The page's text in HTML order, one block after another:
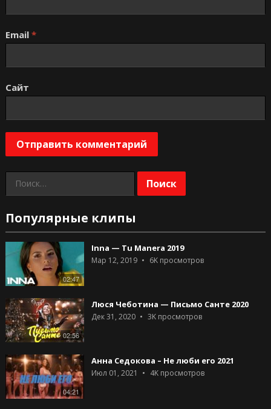
Email *
Сайт
Найти:
Популярные клипы
02:47
Inna — Tu Manera 2019
Мар 12, 2019 6Kпросмотров
02:56
Люся Чеботина — Письмо Санте 2020
Дек 31, 2020 3Kпросмотров
04:21
Анна Седокова – Не люби его 2021
Июл 01, 2021 4Kпросмотров